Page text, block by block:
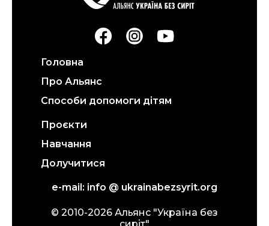
Головна
Про Альянс
Способи допомоги дітям
Проєкти
Навчання
Долучитися
e-mail: info @ ukrainabezsyrit.org
© 2010-2026 Альянс "Україна без